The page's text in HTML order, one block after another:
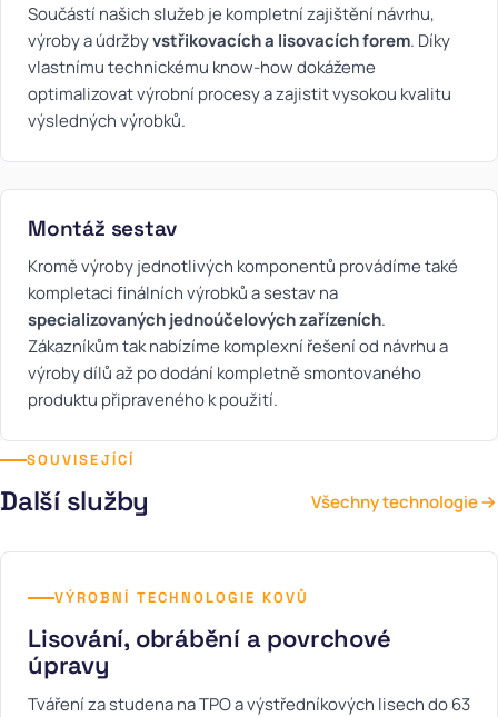
Součástí našich služeb je kompletní zajištění návrhu,
výroby a údržbyvstřikovacích a lisovacích forem. Díky
vlastnímu technickému know-how dokážeme
optimalizovat výrobní procesy a zajistit vysokou kvalitu
výsledných výrobků.
Montáž sestav
Kromě výroby jednotlivých komponentů provádíme také
kompletaci finálních výrobků a sestav na
specializovaných jednoúčelových zařízeních.
Zákazníkům tak nabízíme komplexní řešení od návrhu a
výroby dílů až po dodání kompletně smontovaného
produktu připraveného k použití.
SOUVISEJÍCÍ
Další služby Všechny technologie
VÝROBNÍ TECHNOLOGIE KOVŮ
Lisování, obrábění a povrchové
úpravy
Tváření za studena na TPO a výstředníkových lisech do 63